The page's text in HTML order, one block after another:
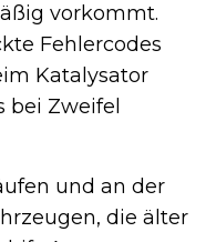
vorkommt.
Fehlercodes
Katalysator
bei Zweifel
und an der
die älter